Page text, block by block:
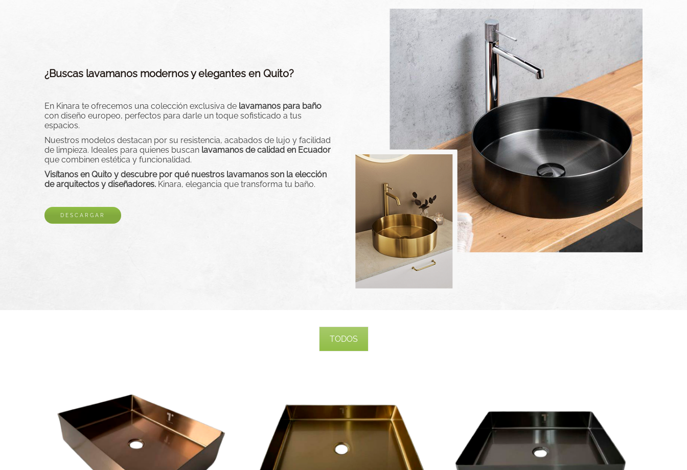
¿Buscas lavamanos modernos y elegantes en Quito?
En Kinara te ofrecemos una colección exclusiva de lavamanos para baño
con diseño europeo, perfectos para darle un toque sofisticado a tus
espacios.
Nuestros modelos destacan por su resistencia, acabados de lujo y facilidad
de limpieza. Ideales para quienes buscan lavamanos de calidad en Ecuador
que combinen estética y funcionalidad.
Visítanos en Quito y descubre por qué nuestros lavamanos son la elección
de arquitectos y diseñadores. Kinara, elegancia que transforma tu baño.
DESCARGAR
TODOS